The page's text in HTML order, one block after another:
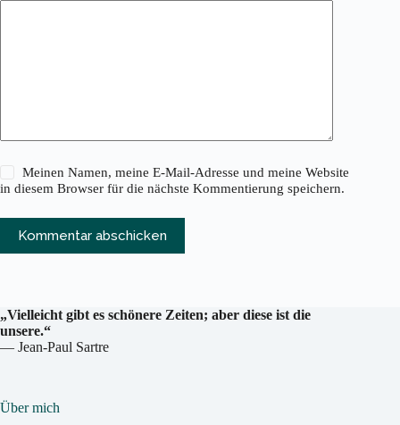
Meinen Namen, meine E-Mail-Adresse und meine Website
in diesem Browser für die nächste Kommentierung speichern.
Kommentar abschicken
„Vielleicht gibt es schönere Zeiten; aber diese ist die
unsere.“
— Jean-Paul Sartre
Über mich